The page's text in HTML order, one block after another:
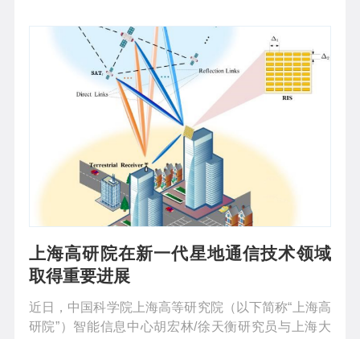
与会学者共同分享了相衬成像方法及其生...
上海高研院在新一代星地通信技术领域
取得重要进展
近日，中国科学院上海高等研究院（以下简称“上海高
研院”）智能信息中心胡宏林/徐天衡研究员与上海大